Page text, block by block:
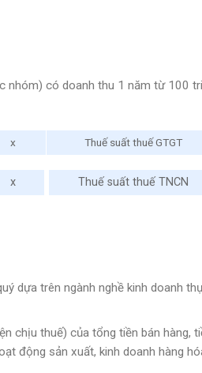
nhóm) có doanh thu 1 năm từ 100
x Thuế suất thuế GTGT
x Thuế suất thuế TNCN
dựa trên ngành nghề kinh doanh
chịu thuế) của tổng tiền bán hàng,
động sản xuất, kinh doanh hàng